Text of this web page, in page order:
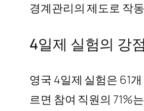
경계관리의 제도로 작
4일제 실험의 강
영국 4일제 실험은 61
르면 참여 직원의 71%